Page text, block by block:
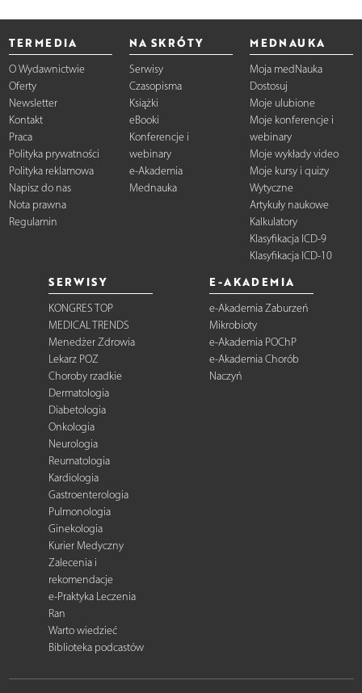
TERMEDIA
O Wydawnictwie
Oferty
Newsletter
Kontakt
Praca
Polityka prywatności
Polityka reklamowa
Napisz do nas
Nota prawna
Regulamin
NA SKRÓTY
Serwisy
Czasopisma
Książki
eBooki
Konferencje i
webinary
e-Akademia
Mednauka
MEDNAUKA
Moja medNauka
Dostosuj
Moje ulubione
Moje konferencje i
webinary
Moje wykłady video
Moje kursy i quizy
Wytyczne
Artykuły naukowe
Kalkulatory
Klasyfikacja ICD-9
Klasyfikacja ICD-10
SERWISY
KONGRES TOP
MEDICAL TRENDS
Menedżer Zdrowia
Lekarz POZ
Choroby rzadkie
Dermatologia
Diabetologia
Onkologia
Neurologia
Reumatologia
Kardiologia
Gastroenterologia
Pulmonologia
Ginekologia
Kurier Medyczny
Zalecenia i
rekomendacje
e-Praktyka Leczenia
Ran
Warto wiedzieć
Biblioteka podcastów
E-AKADEMIA
e-Akademia Zaburzeń
Mikrobioty
e-Akademia POChP
e-Akademia Chorób
Naczyń